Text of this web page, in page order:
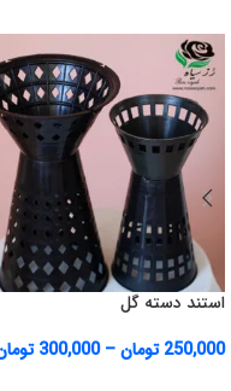
استند دسته گل
250,000 تومان–
300,000